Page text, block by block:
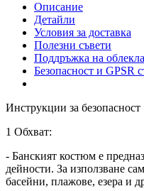
Описание
Детайли
Условия за доставка
Полезни съвети
Поддръжка на
Безопасност и GPSR
Инструкции за безопасност
1 Обхват:
- Банският костюм е
дейности. За използване
басейни, плажове, езера и